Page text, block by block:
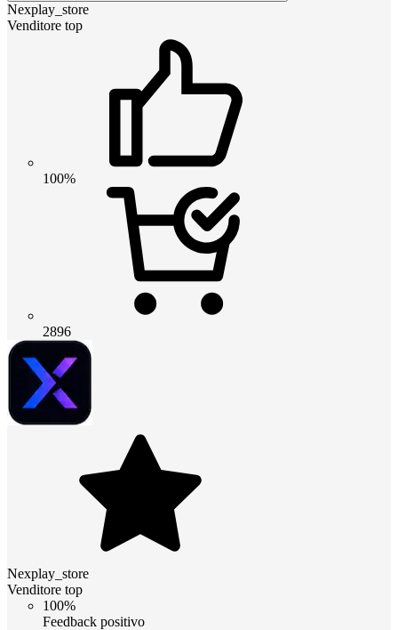
Nexplay_store
Venditore top
100%
2896
Nexplay_store
Venditore top
100%
Feedback positivo